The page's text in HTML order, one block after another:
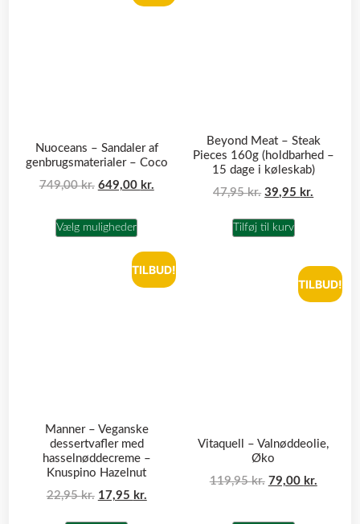
Nuoceans – Sandaler af
genbrugsmaterialer – Coco
749,00kr. 649,00 kr.
Vælg muligheder
Beyond Meat – Steak
Pieces 160g (holdbarhed –
15 dage i køleskab)
47,95kr. 39,95 kr.
Tilføj til kurv
TILBUD!
Manner – Veganske
dessertvafler med
hasselnøddecreme –
Knuspino Hazelnut
22,95kr. 17,95 kr.
TILBUD!
Vitaquell – Valnøddeolie,
Øko
119,95kr. 79,00 kr.